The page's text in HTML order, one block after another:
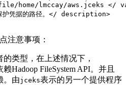
home/lmccay/aws.jceks </
凭据的路径。</ description>
注意事项：
类型，在上述情况下，
Hadoop FileSystem API。并且
。由jceks表示的另一个提供程序